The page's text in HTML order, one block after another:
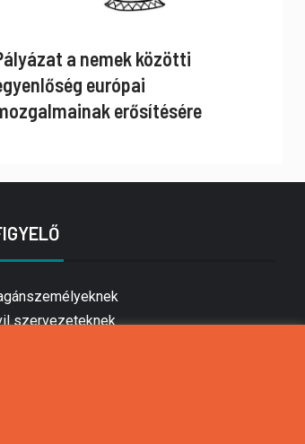
a nemek közötti
európai
erősítésére
szervezeteknek